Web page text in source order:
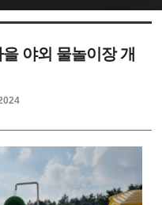
야외 물놀이장 개
치북5
치북5